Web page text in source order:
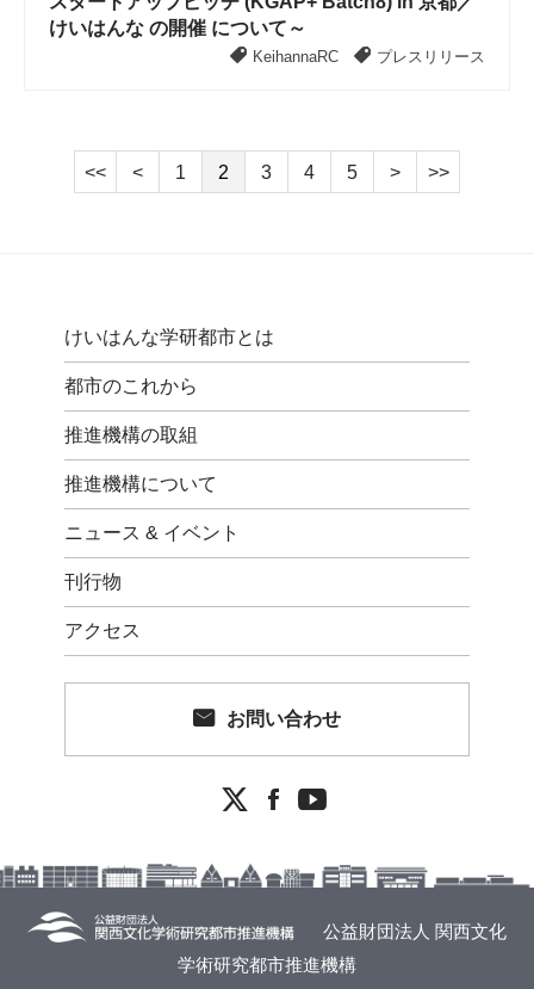
けいはんな の開催 について～
KeihannaRC プレスリリース
<< < 1 2 3 4 5 > >>
けいはんな学研都市とは
都市のこれから
推進機構の取組
推進機構について
ニュース & イベント
刊行物
アクセス
お問い合わせ
 
公益財団法人 関西文化
学術研究都市推進機構